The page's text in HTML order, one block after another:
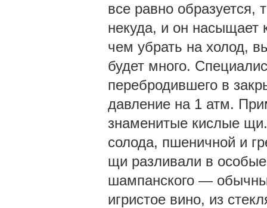
все равно образуется,
некуда, и он насыщает
чем убрать на холод,
будет много.
перебродившего в
давление на 1 атм.
знаменитые кислые
солода, пшеничной и
щи разливали в
шампанского —
игристое вино, из